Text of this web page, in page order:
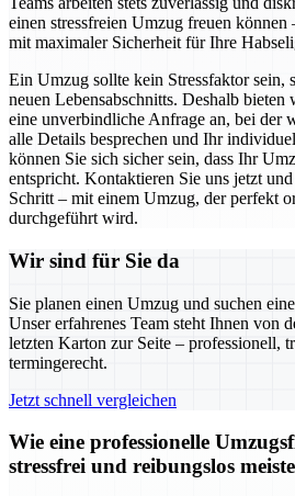
einen stressfreien Umzug freuen
mit maximaler Sicherheit für Ihre
Ein Umzug sollte kein Stressfaktor sein,
neuen Lebensabschnitts. Deshalb
eine unverbindliche Anfrage an, bei der
alle Details besprechen und Ihr
können Sie sich sicher sein, dass Ihr
entspricht. Kontaktieren Sie uns jetzt und
Schritt – mit einem Umzug, der perfekt
durchgeführt wird.
Wir sind für Sie da
Sie planen einen Umzug und suchen
Unser erfahrenes Team steht Ihnen von
letzten Karton zur Seite – professionell,
termingerecht.
Jetzt schnell vergleichen
Wie eine professionelle
stressfrei und reibungslos